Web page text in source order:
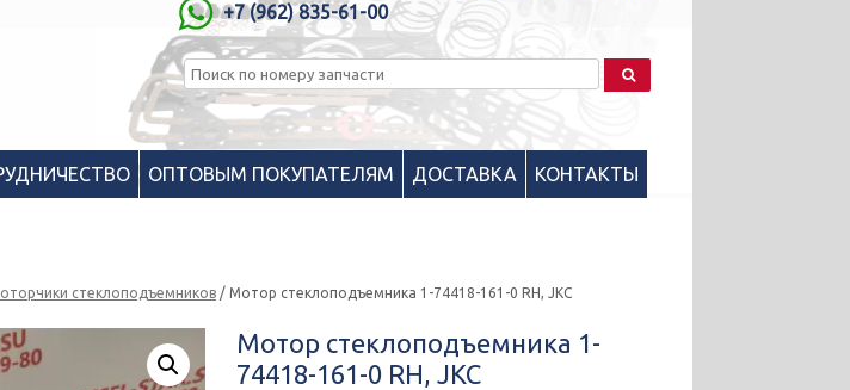
+7 (962) 835-61-00
ОПТОВЫМ ПОКУПАТЕЛЯМ ДОСТАВКА КОНТАКТЫ
стеклоподъемников / Мотор стеклоподъемника 1-74418-161-0 RH, JKC
Мотор стеклоподъемника 1-
74418-161-0 RH, JKC